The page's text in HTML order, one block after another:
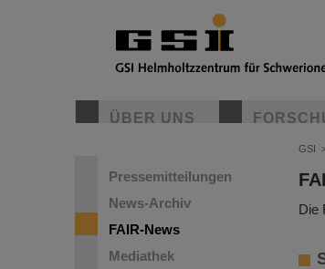
ÜBER UNS
Pressemitteilungen
News-Archiv
FAIR-News
Mediathek
GSI
Die